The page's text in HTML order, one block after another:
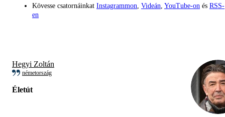
Kövesse csatornáinkat Instagrammon Videán YouTube-on és RSS-
en
Hegyi Zoltán
németország
Életút